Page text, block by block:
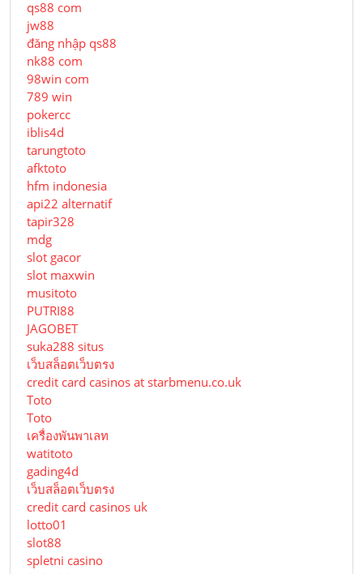
qs88 com
jw88
đăng nhập qs88
nk88 com
98win com
789 win
pokercc
iblis4d
tarungtoto
afktoto
hfm indonesia
api22 alternatif
tapir328
mdg
slot gacor
slot maxwin
musitoto
PUTRI88
JAGOBET
suka288 situs
เว็บสล็อตเว็บตรง
credit card casinos at starbmenu.co.uk
Toto
Toto
เครื่องพันพาเลท
watitoto
gading4d
เว็บสล็อตเว็บตรง
credit card casinos uk
lotto01
slot88
spletni casino